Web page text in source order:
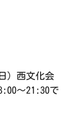
）西文化会
〜21:30で